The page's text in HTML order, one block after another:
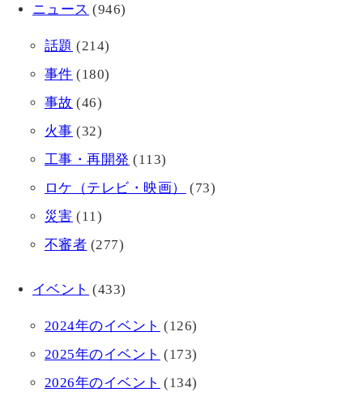
ニュース (946)
話題 (214)
事件 (180)
事故 (46)
火事 (32)
工事・再開発 (113)
ロケ（テレビ・映画）
(73)
災害 (11)
不審者 (277)
イベント (433)
2024年のイベント (126)
2025年のイベント (173)
2026年のイベント (134)